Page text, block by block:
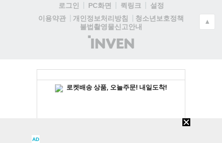
로그인 PC화면 퀵링크
설정
이용약관
개인정보처리방침
청소년보호정책
불법촬영물신고안내
(주)
인
▲
AD